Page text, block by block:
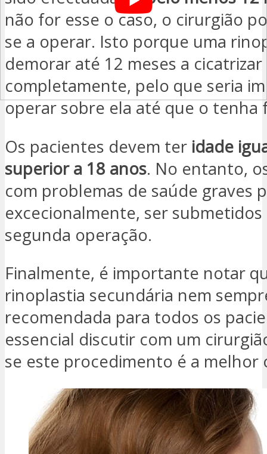
não for esse o caso, o cirurgião
se a operar. Isto porque uma
demorar até 12 meses a cicatrizar
completamente, pelo que seria
operar sobre ela até que o tenha
Os pacientes devem ter idade
superior a 18 anos. No entanto,
com problemas de saúde graves
excecionalmente, ser submetidos
segunda operação.
Finalmente, é importante notar
rinoplastia secundária nem
recomendada para todos os
essencial discutir com um
se este procedimento é a melhor